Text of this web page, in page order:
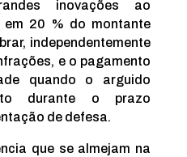
inovações ao
em 20 % do montante
independentemente
e o pagamento
quando o arguido
durante o prazo
de defesa.
que se almejam na